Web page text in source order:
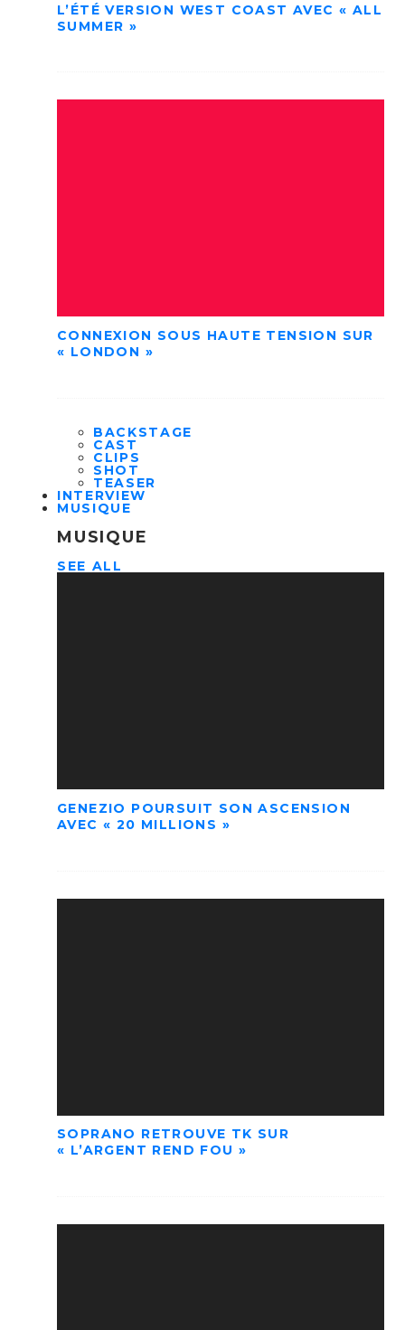
L’ÉTÉ VERSION WEST COAST AVEC « ALL
SUMMER »
CONNEXION SOUS HAUTE TENSION SUR
« LONDON »
BACKSTAGE
CAST
CLIPS
SHOT
TEASER
INTERVIEW
MUSIQUE
MUSIQUE
SEE ALL
GENEZIO POURSUIT SON ASCENSION
AVEC « 20 MILLIONS »
SOPRANO RETROUVE TK SUR
« L’ARGENT REND FOU »